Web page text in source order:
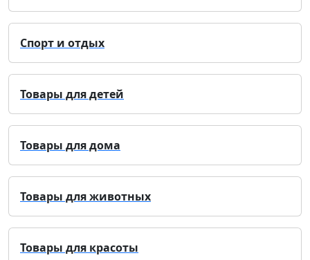
Спорт и отдых
Товары для детей
Товары для дома
Товары для животных
Товары для красоты